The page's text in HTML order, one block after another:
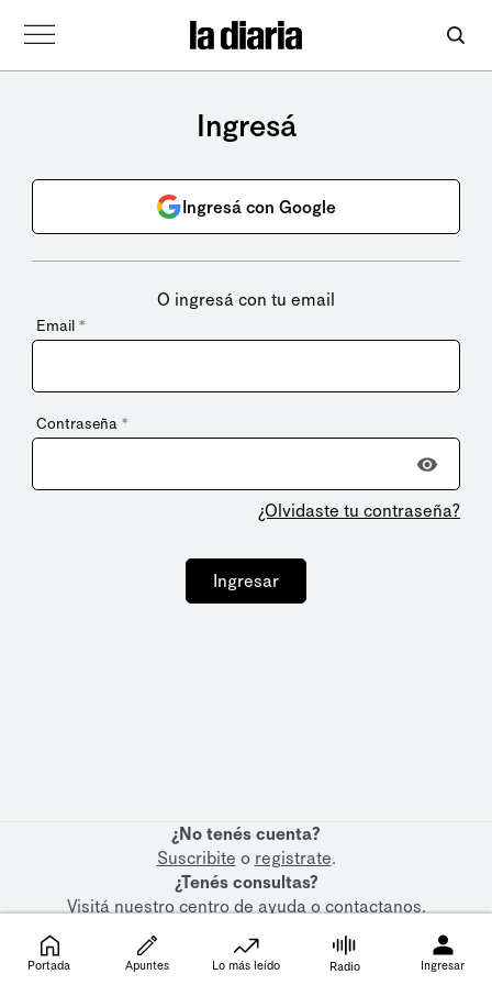
Ingresá
Ingresá con Google
O ingresá con tu email
Email *
Contraseña *
¿Olvidaste tu contraseña?
Ingresar
¿No tenés cuenta?
Suscribite o registrate.
¿Tenés consultas?
Visitá nuestrocentro de ayudaocontactanos.
Portada Apuntes Lo más leído Radio Ingresar